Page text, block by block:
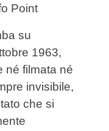
Point
su
1963,
né filmata né
invisibile,
che si